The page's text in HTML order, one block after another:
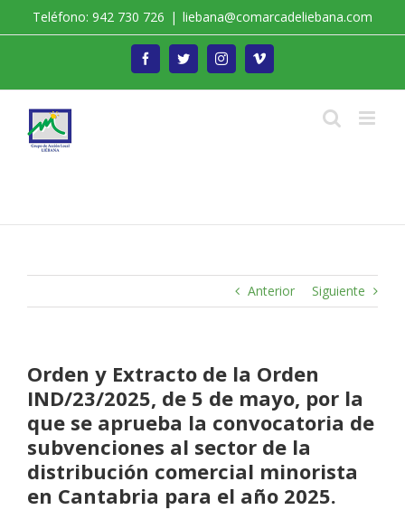
Teléfono: 942 730 726 | liebana@comarcadeliebana.com
FacebookTwitterInstagramVimeo
Anterior Siguiente
Orden y Extracto de la Orden
IND/23/2025, de 5 de mayo, por la
que se aprueba la convocatoria de
subvenciones al sector de la
distribución comercial minorista
en Cantabria para el año 2025.